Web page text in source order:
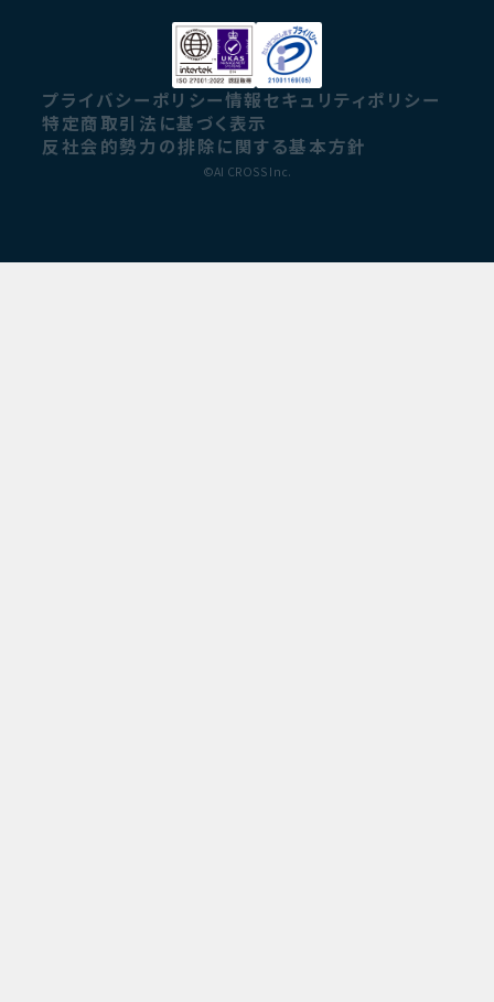
プライバシーポリシー情報セキュリティポリシー
特定商取引法に基づく表示
反社会的勢力の排除に関する基本方針
©AI CROSS Inc.